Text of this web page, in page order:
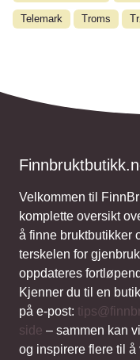
Telemark Troms
Velkommen til
komplette oversikt
å finne bruktbutikker
terskelen for
oppdateres
Kjenner du til en
på e-post:
side – sammen kan
og inspirere flere til å